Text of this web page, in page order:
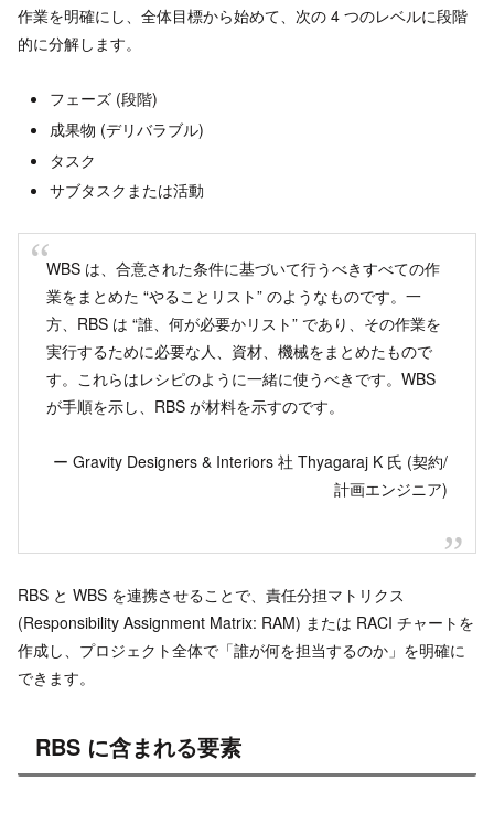
作業を明確にし、全体目標から始めて、次の 4 つのレベルに段階
的に分解します。
フェーズ (段階)
成果物 (デリバラブル)
タスク
サブタスクまたは活動
WBS は、合意された条件に基づいて行うべきすべての作
業をまとめた “やることリスト” のようなものです。一
方、RBS は “誰、何が必要かリスト” であり、その作業を
実行するために必要な人、資材、機械をまとめたもので
す。これらはレシピのように一緒に使うべきです。WBS
が手順を示し、RBS が材料を示すのです。
ー Gravity Designers & Interiors 社 Thyagaraj K 氏 (契約/
計画エンジニア)
RBS と WBS を連携させることで、責任分担マトリクス
(Responsibility Assignment Matrix: RAM) または RACI チャートを
作成し、プロジェクト全体で「誰が何を担当するのか」を明確に
できます。
RBS に含まれる要素